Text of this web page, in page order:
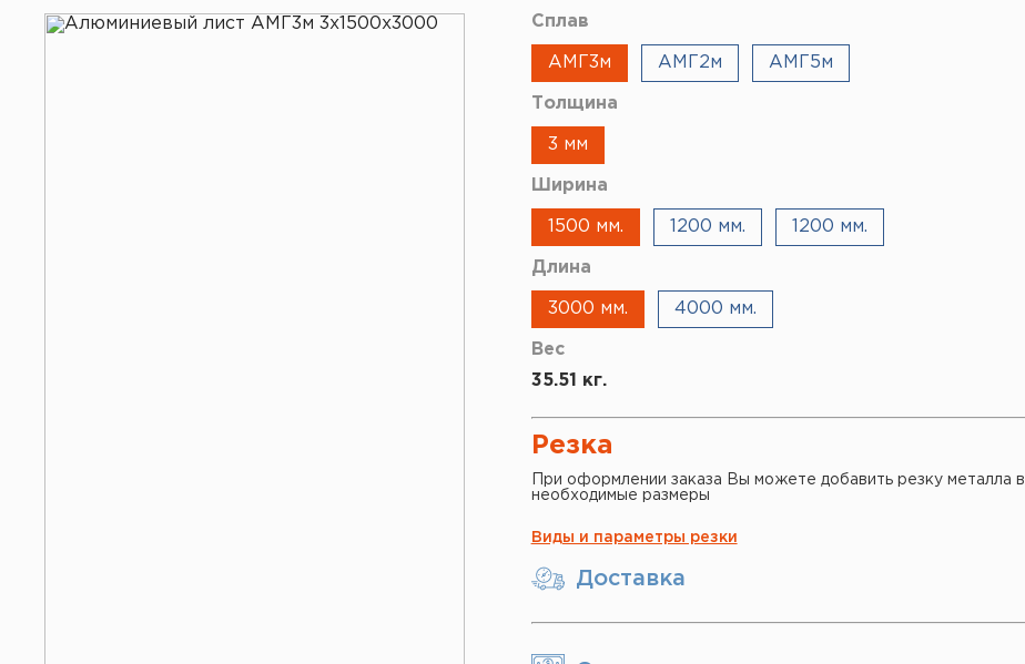
Все услуги Сплав
АМГ3м АМГ2м АМГ5м
Толщина
3 мм
Ширина
1500 мм. 1200 мм. 1200 мм.
Длина
3000 мм. 4000 мм.
Вес
35.51 кг.
Резка
При оформлении заказа Вы можете добавить резку металла в
необходимые размеры
Виды и параметры резки
Доставка